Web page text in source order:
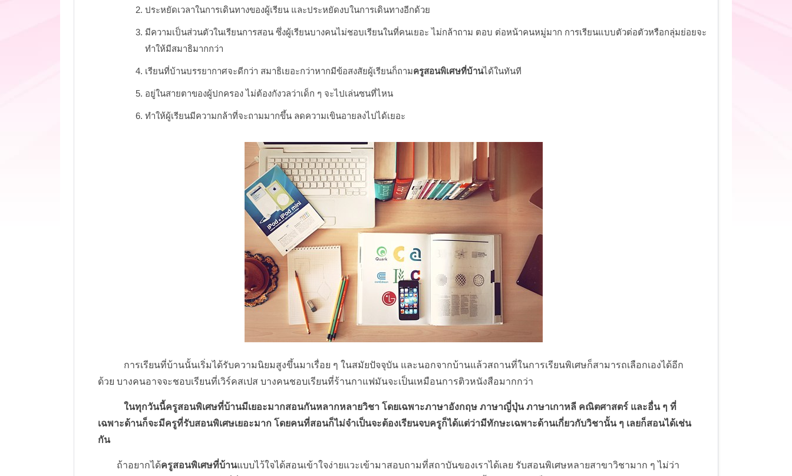
ประหยัดเวลาในการเดินทางของผู้เรียน และประหยัดงบในการเดินทางอีกด้วย
มีความเป็นส่วนตัวในเรียนการสอน ซึ่งผู้เรียนบางคนไม่ชอบเรียนในที่คนเยอะ ไม่กล้าถาม ตอบ ต่อหน้าคนหมู่มาก การเรียนแบบตัวต่อตัวหรือกลุ่มย่อยจะ
ทำให้มีสมาธิมากกว่า
เรียนที่บ้านบรรยากาศจะดีกว่า สมาธิเยอะกว่าหากมีข้อสงสัยผู้เรียนก็ถามครูสอนพิเศษที่บ้านได้ในทันที
อยู่ในสายตาของผู้ปกครอง ไม่ต้องกังวลว่าเด็ก ๆ จะไปเล่นซนที่ไหน
ทำให้ผู้เรียนมีความกล้าที่จะถามมากขึ้น ลดความเขินอายลงไปได้เยอะ
การเรียนที่บ้านนั้นเริ่มได้รับความนิยมสูงขึ้นมาเรื่อย ๆ ในสมัยปัจจุบัน และนอกจากบ้านแล้วสถานที่ในการเรียนพิเศษก็สามารถเลือกเองได้อีก
ด้วย บางคนอาจจะชอบเรียนที่เวิร์คสเปส บางคนชอบเรียนที่ร้านกาแฟมันจะเป็นเหมือนการติวหนังสือมากกว่า
ในทุกวันนี้ครูสอนพิเศษที่บ้านมีเยอะมากสอนกันหลากหลายวิชา โดยเฉพาะภาษาอังกฤษ ภาษาญี่ปุ่น ภาษาเกาหลี คณิตศาสตร์ และอื่น ๆ ที่
เฉพาะด้านก็จะมีครูที่รับสอนพิเศษเยอะมาก โดยคนที่สอนก็ไม่จำเป็นจะต้องเรียนจบครูก็ได้แต่ว่ามีทักษะเฉพาะด้านเกี่ยวกับวิชานั้น ๆ เลยก็สอนได้เช่น
กัน
ถ้าอยากได้ครูสอนพิเศษที่บ้านแบบไว้ใจได้สอนเข้าใจง่ายแวะเข้ามาสอบถามที่สถาบันของเราได้เลย รับสอนพิเศษหลายสาขาวิชามาก ๆ ไม่ว่า